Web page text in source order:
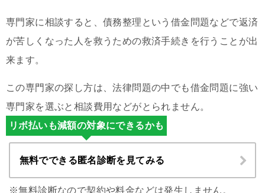
専門家に相談すると、債務整理という借金問題などで返済
が苦しくなった人を救うための救済手続きを行うことが出
来ます。
この専門家の探し方は、法律問題の中でも借金問題に強い
専門家を選ぶと相談費用などがとられません。
リボ払いも減額の対象にできるかも
無料でできる匿名診断を見てみる
※無料診断なので契約や料金などは発生しません。